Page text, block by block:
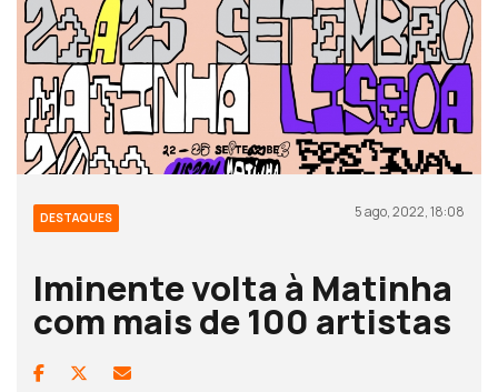
DESTAQUES 5 ago, 2022, 18:08
Iminente volta à Matinha
com mais de 100 artistas